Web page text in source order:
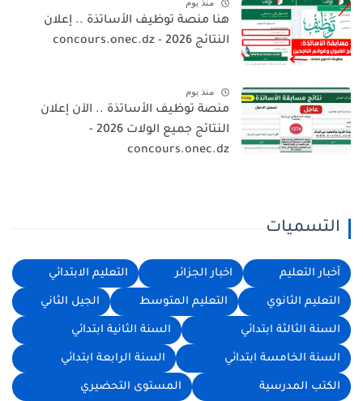
منذ يوم
هنا منصة توظيف الأساتذة .. إعلان
النتائج 2026 - concours.onec.dz
منذ يوم
منصة توظيف الأساتذة .. الآن إعلان
النتائج جميع الولات 2026 -
concours.onec.dz
التسميات
أخبار التعليم اخبار الجزائر التعليم الابتدائي
التعليم الثانوي التعليم المتوسط الجيل الثاني
السنة الثالثة ابتدائي السنة الثانية ابتدائي
السنة الخامسة ابتدائي السنة الرابعة ابتدائي
الكتب المدرسية المستوى التحضيري